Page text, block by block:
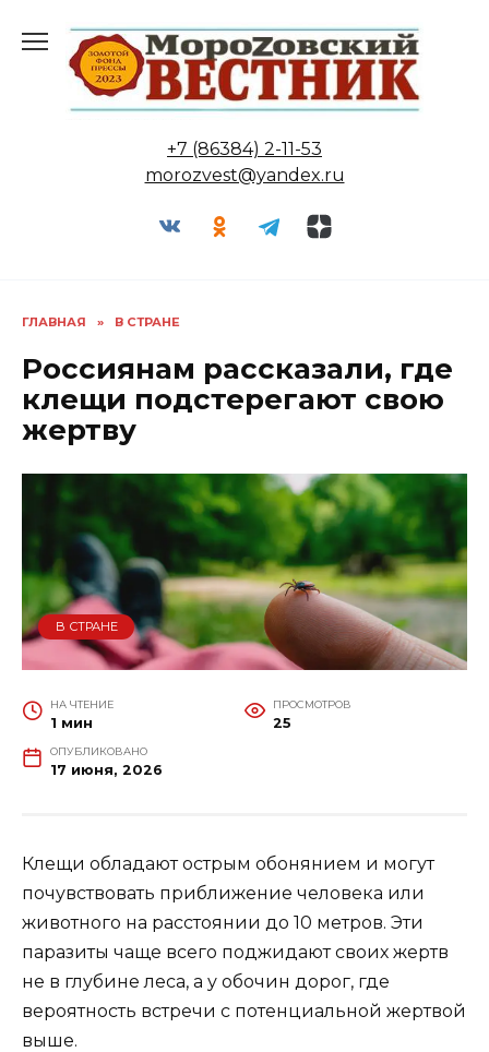
содержанию
+7 (86384) 2-11-53
morozvest@yandex.ru
ГЛАВНАЯ » В СТРАНЕ
Россиянам рассказали, где
клещи подстерегают свою
жертву
В СТРАНЕ
НА ЧТЕНИЕ
1 мин
ПРОСМОТРОВ
25
ОПУБЛИКОВАНО
17 июня, 2026
Клещи обладают острым обонянием и могут
почувствовать приближение человека или
животного на расстоянии до 10 метров. Эти
паразиты чаще всего поджидают своих жертв
не в глубине леса, а у обочин дорог, где
вероятность встречи с потенциальной жертвой
выше.